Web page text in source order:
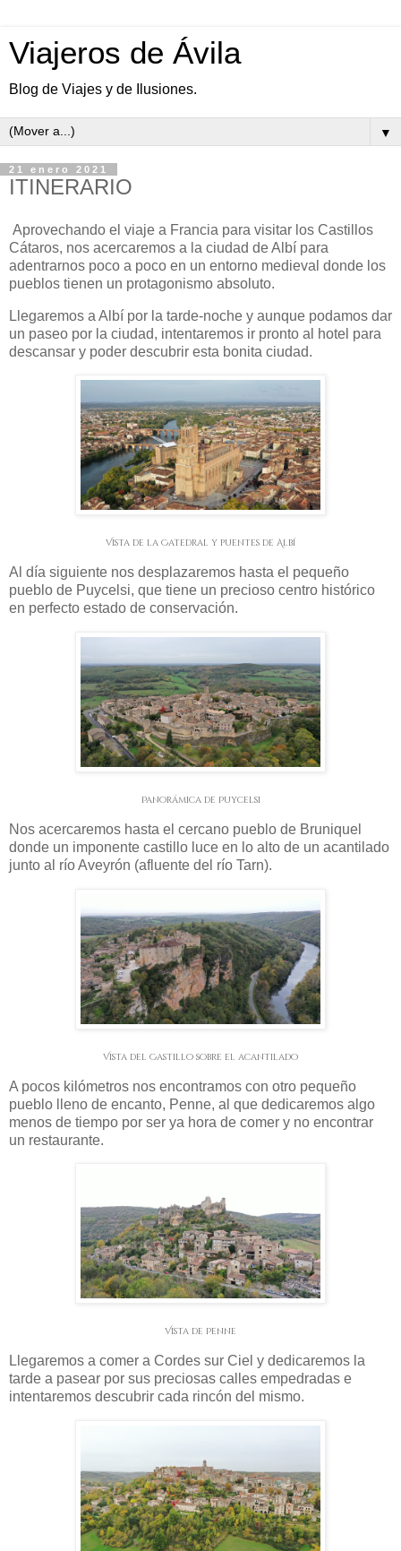
Viajeros de Ávila
Blog de Viajes y de Ilusiones.
▼
21 enero 2021
ITINERARIO
Aprovechando el viaje a Francia para visitar los Castillos
Cátaros, nos acercaremos a la ciudad de Albí para
adentrarnos poco a poco en un entorno medieval donde los
pueblos tienen un protagonismo absoluto.
Llegaremos a Albí por la tarde-noche y aunque podamos dar
un paseo por la ciudad, intentaremos ir pronto al hotel para
descansar y poder descubrir esta bonita ciudad.
Vista de la Catedral y puentes de Albí
Al día siguiente nos desplazaremos hasta el pequeño
pueblo de Puycelsi, que tiene un precioso centro histórico
en perfecto estado de conservación.
Panorámica de Puycelsi
Nos acercaremos hasta el cercano pueblo de Bruniquel
donde un imponente castillo luce en lo alto de un acantilado
junto al río Aveyrón (afluente del río Tarn).
Vista del Castillo sobre el acantilado
A pocos kilómetros nos encontramos con otro pequeño
pueblo lleno de encanto, Penne, al que dedicaremos algo
menos de tiempo por ser ya hora de comer y no encontrar
un restaurante.
Vista de Penne
Llegaremos a comer a Cordes sur Ciel y dedicaremos la
tarde a pasear por sus preciosas calles empedradas e
intentaremos descubrir cada rincón del mismo.